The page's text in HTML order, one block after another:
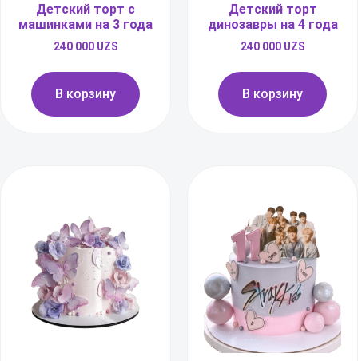
Детский торт с
машинками на 3 года
240 000 UZS
В корзину
Детский торт
динозавры на 4 года
240 000 UZS
В корзину